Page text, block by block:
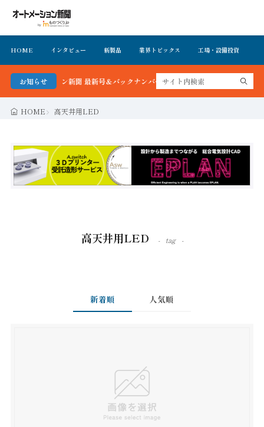
HOME インタビュー 新製品 業界トピックス 工場・設備投資
お知らせ
メーション新聞 最新号＆バックナンバーを無料で公開中 詳細はこちら
HOME 高天井用LED
高天井用LED tag
新着順 人気順